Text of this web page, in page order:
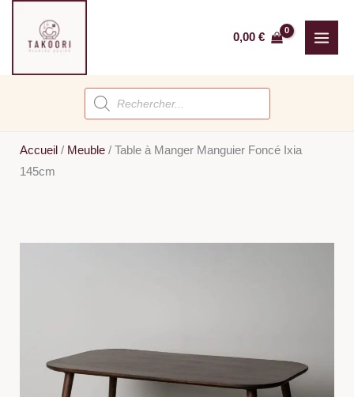
contenu
0,00 €
Recherche
de
produits
Accueil / Meuble / Table à Manger Manguier Foncé Ixia
145cm